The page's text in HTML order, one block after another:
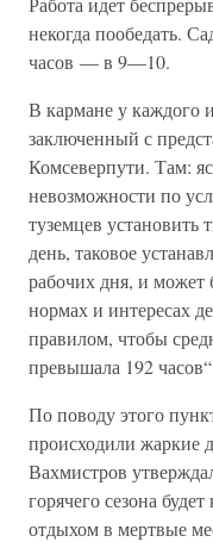
некогда пообедать.
часов — в 9—10.
В кармане у каждого
заключенный с
Комсеверпути. Там:
невозможности по
туземцев установить
день, таковое
рабочих дня, и
нормах и интересах
правилом, чтобы
превышала 192
По поводу этого
происходили жаркие
Вахмистров
горячего сезона
отдыхом в мертвые